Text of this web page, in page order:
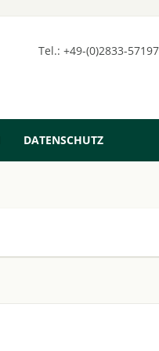
Tel.: +49-(0)2833-
DATENSCHUTZ